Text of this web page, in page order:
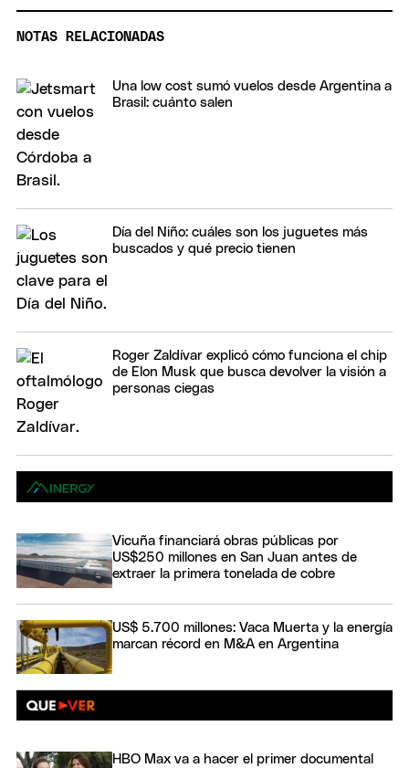
NOTAS RELACIONADAS
Una low cost sumó vuelos desde Argentina a
Brasil: cuánto salen
Día del Niño: cuáles son los juguetes más
buscados y qué precio tienen
Roger Zaldívar explicó cómo funciona el chip
de Elon Musk que busca devolver la visión a
personas ciegas
Vicuña financiará obras públicas por
US$250 millones en San Juan antes de
extraer la primera tonelada de cobre
US$ 5.700 millones: Vaca Muerta y la energía
marcan récord en M&A en Argentina
HBO Max va a hacer el primer documental